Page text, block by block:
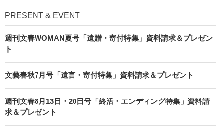
PRESENT & EVENT
週刊文春WOMAN夏号「遺贈・寄付特集」資料請求＆プレゼン
ト
文藝春秋7月号「遺言・寄付特集」資料請求＆プレゼント
週刊文春8月13日・20日号「終活・エンディング特集」資料請
求＆プレゼント